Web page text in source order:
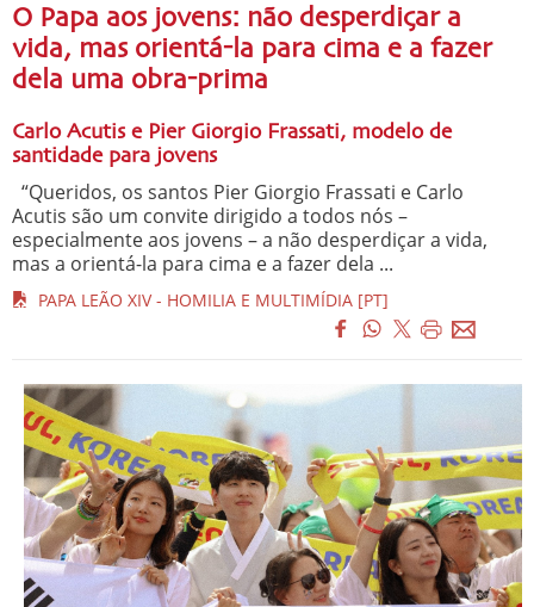
O Papa aos jovens: não desperdiçar a
vida, mas orientá-la para cima e a fazer
dela uma obra-prima
Carlo Acutis e Pier Giorgio Frassati, modelo de
santidade para jovens
“Queridos, os santos Pier Giorgio Frassati e Carlo
Acutis são um convite dirigido a todos nós –
especialmente aos jovens – a não desperdiçar a vida,
mas a orientá-la para cima e a fazer dela ...
PAPA LEÃO XIV - HOMILIA E MULTIMÍDIA [PT]